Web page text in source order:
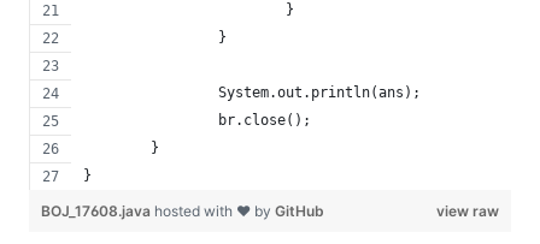
			}
		}
		System.out.println(ans);
		br.close();
	}
}
view raw
BOJ_17608.java hosted with ❤ by GitHub